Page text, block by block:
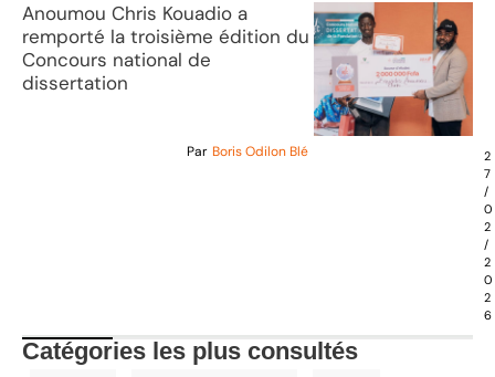
Anoumou Chris Kouadio a
remporté la troisième édition du
Concours national de
dissertation
Par Boris Odilon Blé
2
7
/
0
2
/
2
0
2
6
Catégories les plus consultés